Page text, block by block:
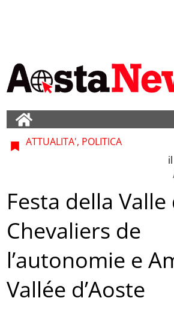
ATTUALITA', POLITICA
il
Festa della Valle
Chevaliers de
l’autonomie e
Vallée d’Aoste